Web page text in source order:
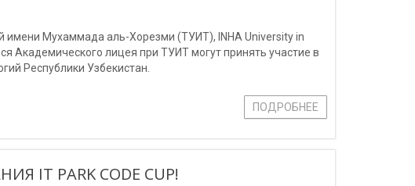
имени Мухаммада аль-Хорезми (ТУИТ), INHA University in
Академического лицея при ТУИТ могут принять участие в
Республики Узбекистан.
ПОДРОБНЕЕ
PARK CODE CUP!